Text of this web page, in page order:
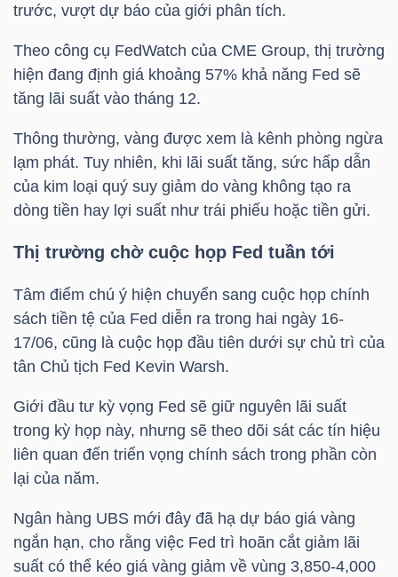
trước, vượt dự báo của giới phân tích.
Theo công cụ FedWatch của CME Group, thị trường
hiện đang định giá khoảng 57% khả năng Fed sẽ
tăng lãi suất vào tháng 12.
Thông thường, vàng được xem là kênh phòng ngừa
lạm phát. Tuy nhiên, khi lãi suất tăng, sức hấp dẫn
của kim loại quý suy giảm do vàng không tạo ra
dòng tiền hay lợi suất như trái phiếu hoặc tiền gửi.
Thị trường chờ cuộc họp Fed tuần tới
Tâm điểm chú ý hiện chuyển sang cuộc họp chính
sách tiền tệ của Fed diễn ra trong hai ngày 16-
17/06, cũng là cuộc họp đầu tiên dưới sự chủ trì của
tân Chủ tịch Fed Kevin Warsh.
Giới đầu tư kỳ vọng Fed sẽ giữ nguyên lãi suất
trong kỳ họp này, nhưng sẽ theo dõi sát các tín hiệu
liên quan đến triển vọng chính sách trong phần còn
lại của năm.
Ngân hàng UBS mới đây đã hạ dự báo giá vàng
ngắn hạn, cho rằng việc Fed trì hoãn cắt giảm lãi
suất có thể kéo giá vàng giảm về vùng 3,850-4,000
TÍCH
VIETSTOCKFINANCE
VĨ
MÔ
NGÀNH
DOANH
NGHIỆP
PHIẾU
PHÁI